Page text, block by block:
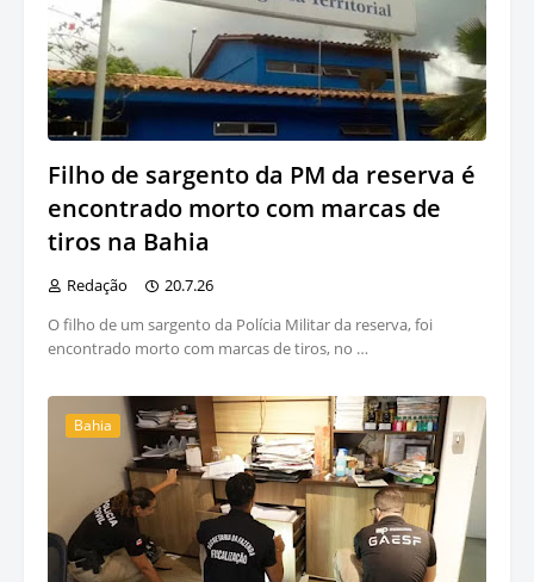
Filho de sargento da PM da reserva é
encontrado morto com marcas de
tiros na Bahia
Redação
20.7.26
O filho de um sargento da Polícia Militar da reserva, foi
encontrado morto com marcas de tiros, no …
Bahia